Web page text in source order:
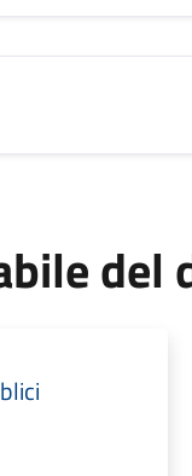
del